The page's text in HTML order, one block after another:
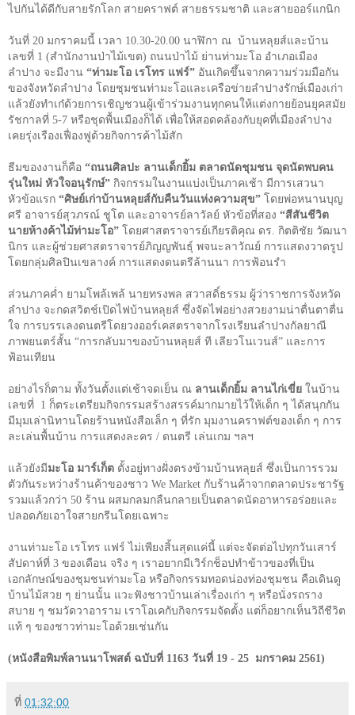
ไปกันได้ดีกับสายรักโลก สายคราฟต์ สายธรรมชาติ และสายออร์แกนิก
วันที่ 20 มกราคมนี้ เวลา 10.30-20.00 นาฬิกา ณ บ้านหลุยส์และบ้าน
เลขที่ 1 (สำนักงานป่าไม้เขต) ถนนป่าไม้ ย่านท่ามะโอ อำเภอเมือง
ลำปาง จะมีงาน “ท่ามะโอ เรโทร แฟร์” อันเกิดขึ้นจากความร่วมมือกัน
ของจังหวัดลำปาง โดยชุมชนท่ามะโอและเครือข่ายลำปางรักษ์เมืองเก่า
แล้วยังทำเก๋ด้วยการเชิญชวนผู้เข้าร่วมงานทุกคนให้แต่งกายย้อนยุคสมัย
รัชกาลที่ 5-7 หรือชุดพื้นเมืองก็ได้ เพื่อให้สอดคล้องกับยุคที่เมืองลำปาง
เคยรุ่งเรืองเฟื่องฟูด้วยกิจการค้าไม้สัก
ธีมของงานก็คือ “ถนนศิลปะ ลานเด็กยิ้ม ตลาดนัดชุมชน จุดนัดพบคน
รุ่นใหม่ หัวใจอนุรักษ์” กิจกรรมในงานแบ่งเป็นภาคเช้า มีการเสวนา
หัวข้อแรก “ศิษย์เก่าบ้านหลุยส์กับคืนวันแห่งความสุข” โดยพ่อหนานบุญ
ศรี อาจารย์สุวภรณ์ ชูโต และอาจารย์ลาวัลย์ หัวข้อที่สอง “สีสันชีวิต
นายห้างค้าไม้ท่ามะโอ” โดยศาสตราจารย์เกียรติคุณ ดร. กิตติชัย วัฒนา
นิกร และผู้ช่วยศาสตราจารย์ภิญญพันธุ์ พจนะลาวัณย์ การแสดงวาดรูป
โดยกลุ่มศิลปินเขลางค์ การแสดงดนตรีล้านนา การฟ้อนรำ
ส่วนภาคค่ำ ยามโพล้เพล้ นายทรงพล สวาสดิ์ธรรม ผู้ว่าราชการจังหวัด
ลำปาง จะกดสวิตช์เปิดไฟบ้านหลุยส์ ซึ่งจัดไฟอย่างสวยงามน่าตื่นตาตื่น
ใจ การบรรเลงดนตรีโดยวงออร์เคสตราจากโรงเรียนลำปางกัลยาณี
ภาพยนตร์สั้น “การกลับมาของบ้านหลุยส์ ที เลียวโนเวนส์” และการ
ฟ้อนเทียน
อย่างไรก็ตาม ทั้งวันตั้งแต่เช้าจดเย็น ณ ลานเด็กยิ้ม ลานไก่เขี่ย ในบ้าน
เลขที่ 1 ก็ตระเตรียมกิจกรรมสร้างสรรค์มากมายไว้ให้เด็ก ๆ ได้สนุกกัน
มีมุมเล่านิทานโดยร้านหนังสือเล็ก ๆ ที่รัก มุมงานคราฟต์ของเด็ก ๆ การ
ละเล่นพื้นบ้าน การแสดงละคร / ดนตรี เล่นเกม ฯลฯ
แล้วยังมีมะโอ มาร์เก็ต ตั้งอยู่ทางฝั่งตรงข้ามบ้านหลุยส์ ซึ่งเป็นการรวม
ตัวกันระหว่างร้านค้าของชาว We Market กับร้านค้าจากตลาดประชารัฐ
รวมแล้วกว่า 50 ร้าน ผสมกลมกลืนกลายเป็นตลาดนัดอาหารอร่อยและ
ปลอดภัยเอาใจสายกรีนโดยเฉพาะ
งานท่ามะโอ เรโทร แฟร์ ไม่เพียงสิ้นสุดแค่นี้ แต่จะจัดต่อไปทุกวันเสาร์
สัปดาห์ที่ 3 ของเดือน จริง ๆ เราอยากมีเวิร์กช็อปทำข้าวของที่เป็น
เอกลักษณ์ของชุมชนท่ามะโอ หรือกิจกรรมทอดน่องท่องชุมชน คือเดินดู
บ้านไม้สวย ๆ ย่านนั้น แวะฟังชาวบ้านเล่าเรื่องเก่า ๆ หรือนั่งรถราง
สบาย ๆ ชมวัดวาอาราม เราโอเคกับกิจกรรมจัดตั้ง แต่ก็อยากเห็นวิถีชีวิต
แท้ ๆ ของชาวท่ามะโอด้วยเช่นกัน
(หนังสือพิมพ์ลานนาโพสต์ ฉบับที่ 1163 วันที่ 19 - 25 มกราคม 2561)
ที่ 01:32:00